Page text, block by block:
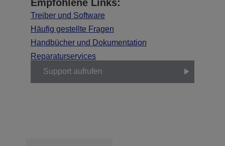
Empfohlene Links:
Treiber und Software
Häufig gestellte Fragen
Handbücher und Dokumentation
Reparaturservices
Support aufrufen